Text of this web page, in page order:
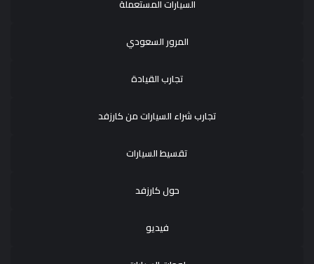
السيارات المستعملة
المرور السعودي
تجارب القيادة
تجارب شراء السيارات من كارزفد
تقسيط السيارات
حول كارزفد
فيديو